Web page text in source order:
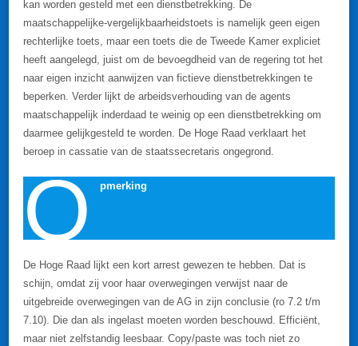
kan worden gesteld met een dienstbetrekking. De
maatschappelijke-vergelijkbaarheidstoets is namelijk geen eigen
rechterlijke toets, maar een toets die de Tweede Kamer expliciet
heeft aangelegd, juist om de bevoegdheid van de regering tot het
naar eigen inzicht aanwijzen van fictieve dienstbetrekkingen te
beperken. Verder lijkt de arbeidsverhouding van de agents
maatschappelijk inderdaad te weinig op een dienstbetrekking om
daarmee gelijkgesteld te worden. De Hoge Raad verklaart het
beroep in cassatie van de staatssecretaris ongegrond.
O pmerking
De Hoge Raad lijkt een kort arrest gewezen te hebben. Dat is
schijn, omdat zij voor haar overwegingen verwijst naar de
uitgebreide overwegingen van de AG in zijn conclusie (ro 7.2 t/m
7.10). Die dan als ingelast moeten worden beschouwd. Efficiënt,
maar niet zelfstandig leesbaar. Copy/paste was toch niet zo